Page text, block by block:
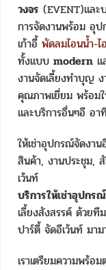
วงจร (EVENT)และ
การจัดงานพร้อม อุ
เก้าอี้ พัดลมไอนน้ำ-ไ
ทั้งแบบ modern
งานจัดเลี้ยงทำบุญ
คุณภาพเยี่ยม พร้อมใ
และบริการอื่นๆอี อาทิ
ให้เช่าอุปกรณ์จัดงา
สินค้า, งานประชุม,
เว้นท์
บริการให้เช่าอุปกร
เลี้ยงสังสรรค์ ด้วยที
ปาร์ตี้ จัดอีเว้นท์ มา
เราเตรียมความพร้